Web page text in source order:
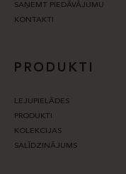
SAŅEMT PIEDĀVĀJUMU
KONTAKTI
PRODUKTI
LEJUPIELĀDES
PRODUKTI
KOLEKCIJAS
SALĪDZINĀJUMS